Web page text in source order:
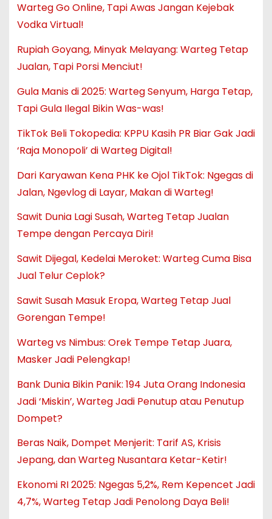
Warteg Go Online, Tapi Awas Jangan Kejebak
Vodka Virtual!
Rupiah Goyang, Minyak Melayang: Warteg Tetap
Jualan, Tapi Porsi Menciut!
Gula Manis di 2025: Warteg Senyum, Harga Tetap,
Tapi Gula Ilegal Bikin Was-was!
TikTok Beli Tokopedia: KPPU Kasih PR Biar Gak Jadi
‘Raja Monopoli’ di Warteg Digital!
Dari Karyawan Kena PHK ke Ojol TikTok: Ngegas di
Jalan, Ngevlog di Layar, Makan di Warteg!
Sawit Dunia Lagi Susah, Warteg Tetap Jualan
Tempe dengan Percaya Diri!
Sawit Dijegal, Kedelai Meroket: Warteg Cuma Bisa
Jual Telur Ceplok?
Sawit Susah Masuk Eropa, Warteg Tetap Jual
Gorengan Tempe!
Warteg vs Nimbus: Orek Tempe Tetap Juara,
Masker Jadi Pelengkap!
Bank Dunia Bikin Panik: 194 Juta Orang Indonesia
Jadi ‘Miskin’, Warteg Jadi Penutup atau Penutup
Dompet?
Beras Naik, Dompet Menjerit: Tarif AS, Krisis
Jepang, dan Warteg Nusantara Ketar-Ketir!
Ekonomi RI 2025: Ngegas 5,2%, Rem Kepencet Jadi
4,7%, Warteg Tetap Jadi Penolong Daya Beli!